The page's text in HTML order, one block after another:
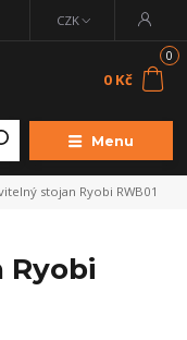
Menu
CZK
0
0 Kč
stojan Ryobi RWB01
Ryobi